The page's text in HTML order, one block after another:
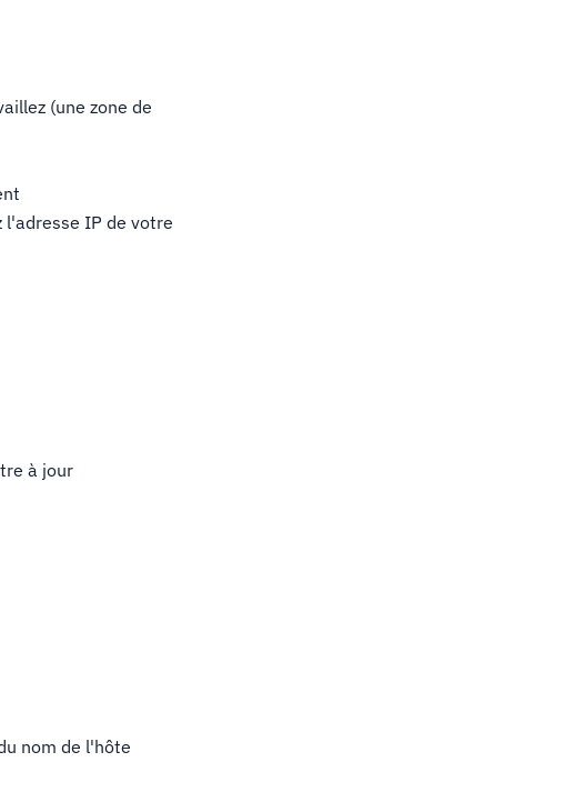
(une zone de
IP de votre
à jour
nom de l'hôte